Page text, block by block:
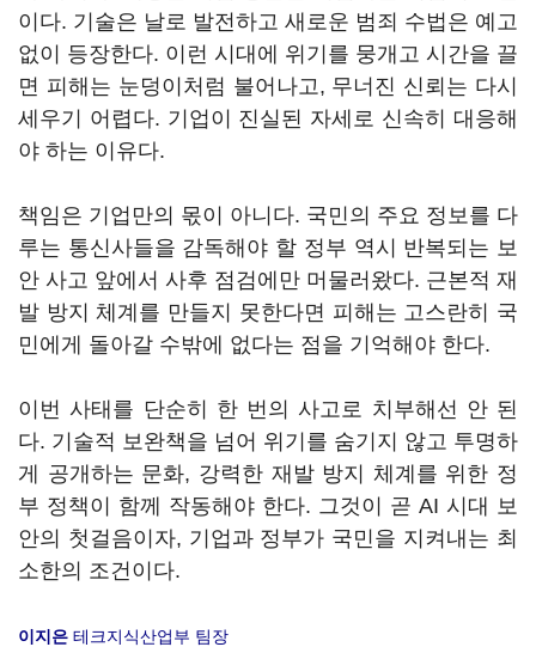
이다. 기술은 날로 발전하고 새로운 범죄 수법은 예고
없이 등장한다. 이런 시대에 위기를 뭉개고 시간을 끌
면 피해는 눈덩이처럼 불어나고, 무너진 신뢰는 다시
세우기 어렵다. 기업이 진실된 자세로 신속히 대응해
야 하는 이유다.
책임은 기업만의 몫이 아니다. 국민의 주요 정보를 다
루는 통신사들을 감독해야 할 정부 역시 반복되는 보
안 사고 앞에서 사후 점검에만 머물러왔다. 근본적 재
발 방지 체계를 만들지 못한다면 피해는 고스란히 국
민에게 돌아갈 수밖에 없다는 점을 기억해야 한다.
이번 사태를 단순히 한 번의 사고로 치부해선 안 된
다. 기술적 보완책을 넘어 위기를 숨기지 않고 투명하
게 공개하는 문화, 강력한 재발 방지 체계를 위한 정
부 정책이 함께 작동해야 한다. 그것이 곧 AI 시대 보
안의 첫걸음이자, 기업과 정부가 국민을 지켜내는 최
소한의 조건이다.
이지은 테크지식산업부 팀장